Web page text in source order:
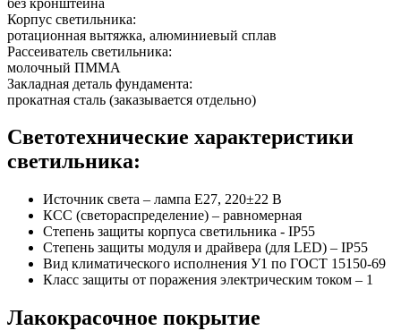
Корпус светильника:
ротационная вытяжка, алюминиевый сплав
Рассеиватель светильника:
молочный ПММА
Закладная деталь фундамента:
прокатная сталь (заказывается отдельно)
Светотехнические характеристики
светильника:
Источник света – лампа E27, 220±22 В
КСС (светораспределение) – равномерная
Степень защиты корпуса светильника - IP55
Степень защиты модуля и драйвера (для LED) – IP55
Вид климатического исполнения У1 по ГОСТ 15150-69
Класс защиты от поражения электрическим током – 1
Лакокрасочное покрытие